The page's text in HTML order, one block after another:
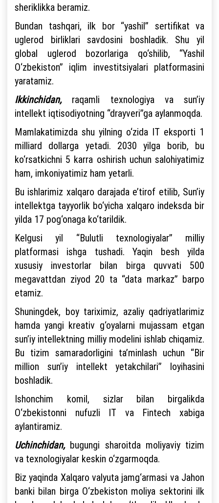
sheriklikka beramiz.
Bundan tashqari, ilk bor “yashil” sertifikat va
uglerod birliklari savdosini boshladik. Shu yil
global uglerod bozorlariga qo‘shilib, “Yashil
O‘zbekiston” iqlim investitsiyalari platformasini
yaratamiz.
Ikkinchidan, raqamli texnologiya va sun’iy
intellekt iqtisodiyotning “drayveri”ga aylanmoqda.
Mamlakatimizda shu yilning o‘zida IT eksporti 1
milliard dollarga yetadi. 2030 yilga borib, bu
ko‘rsatkichni 5 karra oshirish uchun salohiyatimiz
ham, imkoniyatimiz ham yetarli.
Bu ishlarimiz xalqaro darajada e’tirof etilib, Sun’iy
intellektga tayyorlik bo‘yicha xalqaro indeksda bir
yilda 17 pog‘onaga ko‘tarildik.
Kelgusi yil “Bulutli texnologiyalar” milliy
platformasi ishga tushadi. Yaqin besh yilda
xususiy investorlar bilan birga quvvati 500
megavattdan ziyod 20 ta “data markaz” barpo
etamiz.
Shuningdek, boy tariximiz, azaliy qadriyatlarimiz
hamda yangi kreativ g‘oyalarni mujassam etgan
sun’iy intellektning milliy modelini ishlab chiqamiz.
Bu tizim samaradorligini ta’minlash uchun “Bir
million sun’iy intellekt yetakchilari” loyihasini
boshladik.
Ishonchim komil, sizlar bilan birgalikda
O‘zbekistonni nufuzli IT va Fintech xabiga
aylantiramiz.
Uchinchidan,bugungi sharoitda moliyaviy tizim
va texnologiyalar keskin o‘zgarmoqda.
Biz yaqinda Xalqaro valyuta jamg‘armasi va Jahon
banki bilan birga O‘zbekiston moliya sektorini ilk